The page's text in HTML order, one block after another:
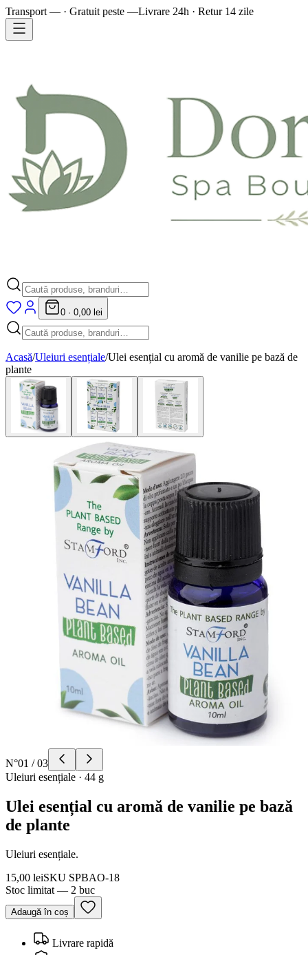
Transport — · Gratuit peste —Livrare 24h · Retur 14 zile
0 · 0,00 lei
Acasă/Uleiuri esențiale/Ulei esențial cu aromă de vanilie pe bază de
plante
N°01 /03
Uleiuri esențiale · 44 g
Ulei esențial cu aromă de vanilie pe bază
de plante
Uleiuri esențiale.
15,00 leiSKU SPBAO-18
Stoc limitat — 2 buc
Adaugă în coș
Livrare rapidă